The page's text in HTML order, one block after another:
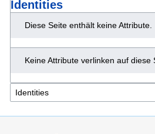
Zur
Navigation
springen
Zur
Suche
springen
Identities
Diese Seite enthält keine Attribute.
Keine Attribute verlinken auf diese